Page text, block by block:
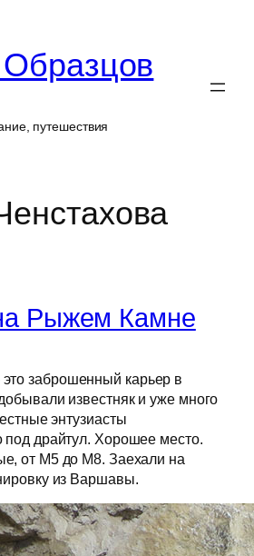
путешествия
Рыжем Камне
заброшенный карьер в
известняк и уже много
энтузиасты
под драйтул. Хорошее место.
от М5 до М8. Заехали на
из Варшавы.